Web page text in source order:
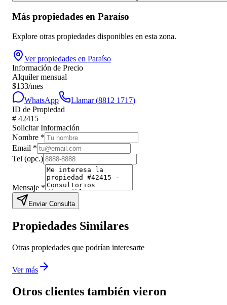
Más propiedades en Paraíso
Explore otras propiedades disponibles en esta zona.
Ver propiedades en Paraíso
Información de Precio
Alquiler mensual
$133/mes
WhatsApp
Llamar (8812 1717)
ID de Propiedad
# 42415
Solicitar Información
Nombre *
Email *
Tel (opc.)
Mensaje *
Enviar Consulta
Propiedades Similares
Otras propiedades que podrían interesarte
Ver más
Otros clientes también vieron